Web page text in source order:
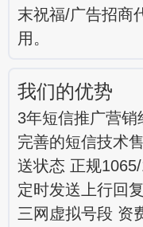
末祝福/广告招商
用。
我们的优势
3年短信推广营
完善的短信技术
送状态 正规
定时发送上行回
三网虚拟号段 资